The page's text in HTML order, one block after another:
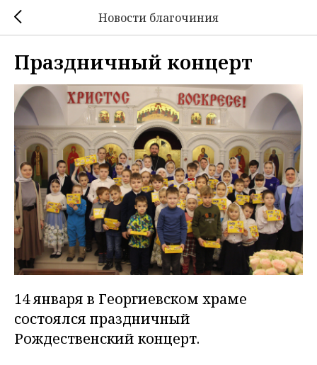
Новости благочиния
Праздничный концерт
14 января в Георгиевском храме
состоялся праздничный
Рождественский концерт.